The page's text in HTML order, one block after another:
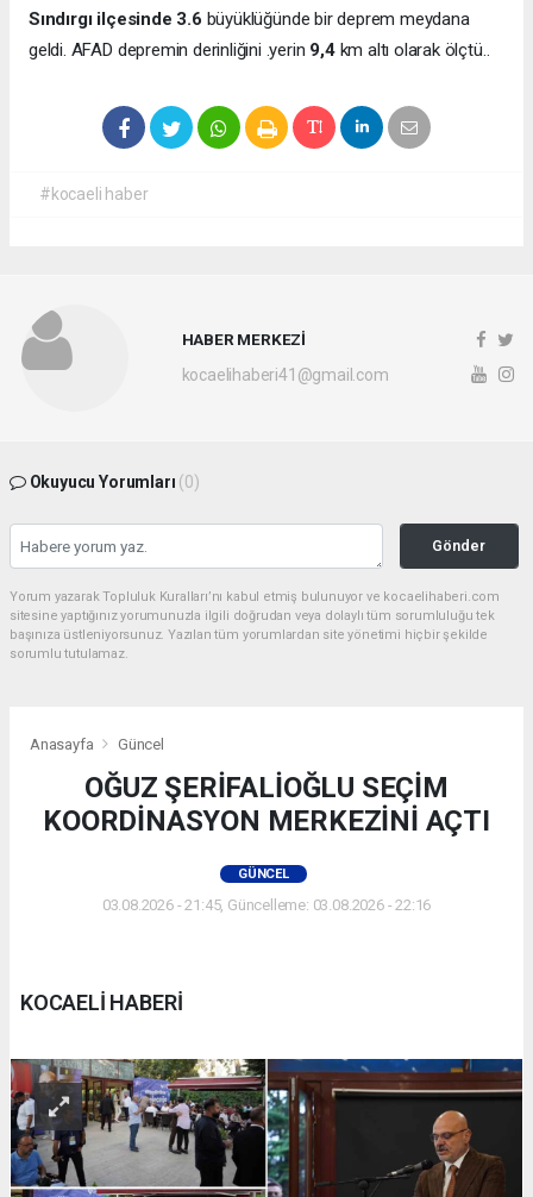
Sındırgı ilçesinde 3.6 büyüklüğünde bir deprem meydana
geldi. AFAD depremin derinliğini .yerin 9,4 km altı olarak ölçtü..
#kocaeli haber
HABER MERKEZİ
kocaelihaberi41@gmail.com
Okuyucu Yorumları (0)
Gönder
Yorum yazarak Topluluk Kuralları’nı kabul etmiş bulunuyor ve kocaelihaberi.com
sitesine yaptığınız yorumunuzla ilgili doğrudan veya dolaylı tüm sorumluluğu tek
başınıza üstleniyorsunuz. Yazılan tüm yorumlardan site yönetimi hiçbir şekilde
sorumlu tutulamaz.
Anasayfa Güncel
OĞUZ ŞERİFALİOĞLU SEÇİM
KOORDİNASYON MERKEZİNİ AÇTI
GÜNCEL
03.08.2026 - 21:45, Güncelleme: 03.08.2026 - 22:16
KOCAELİ HABERİ